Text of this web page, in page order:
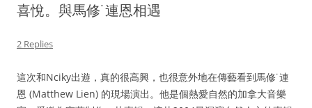
喜悅。與馬修˙連恩相遇
2 Replies
這次和Nciky出遊，真的很高興，也很意外地在傳藝看到馬修˙連
恩 (Matthew Lien) 的現場演出。他是個熱愛自然的加拿大音樂